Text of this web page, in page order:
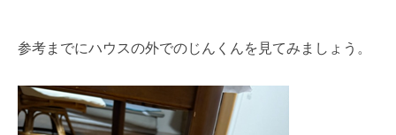
参考までにハウスの外でのじんくんを見てみましょう。